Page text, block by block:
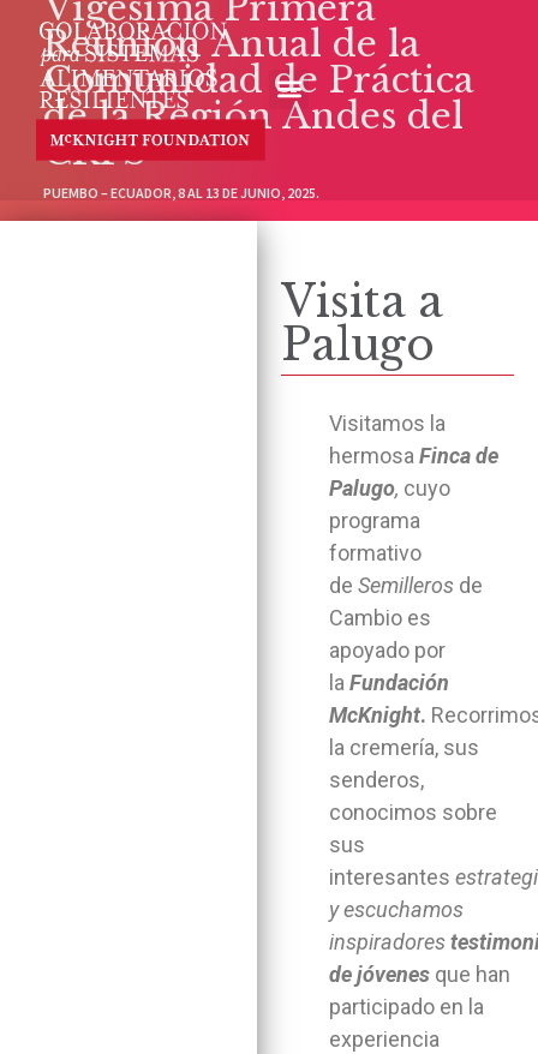
Reunión Anual de la
Comunidad de Práctica
de la Región Andes del
CRFS
PUEMBO – ECUADOR, 8 AL 13 DE JUNIO, 2025.
Visita a
Palugo
Visitamos la
hermosaFinca de
Palugo, cuyo
programa
formativo
de Semillerosde
Cambio es
apoyado por
laFundación
McKnight.
la cremería, sus
senderos,
conocimos sobre
sus
interesantes
y escuchamos
inspiradores
de jóvenesque han
participado en la
experiencia